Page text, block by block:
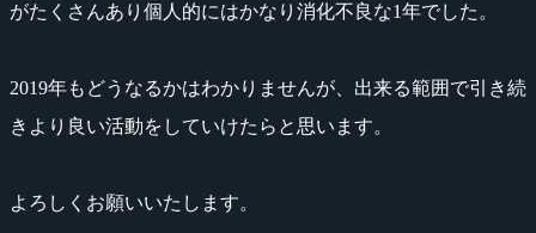
がたくさんあり個人的にはかなり消化不良な1年でした。
2019年もどうなるかはわかりませんが、出来る範囲で引き続
きより良い活動をしていけたらと思います。
よろしくお願いいたします。